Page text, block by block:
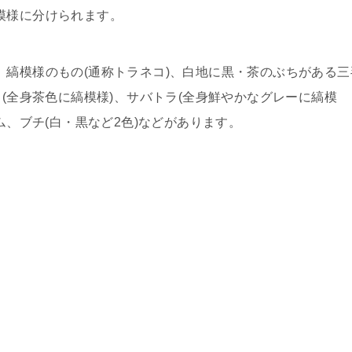
に分けられます。
模様のもの(通称トラネコ)、白地に黒・茶のぶちがある
身茶色に縞模様)、サバトラ(全身鮮やかなグレーに縞模
ブチ(白・黒など2色)などがあります。